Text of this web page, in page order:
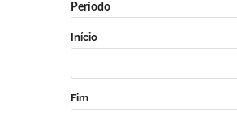
Período
Início
Fim